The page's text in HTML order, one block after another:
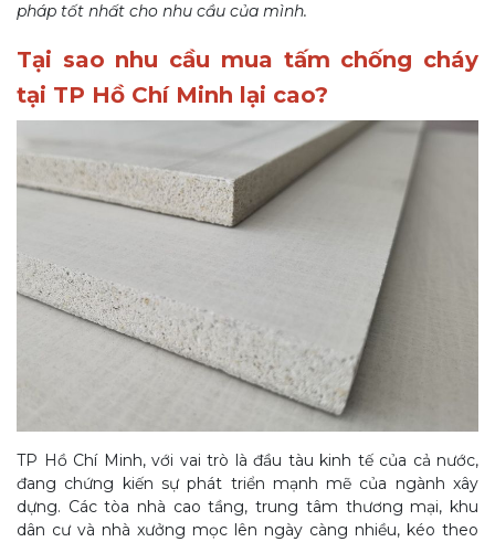
pháp tốt nhất cho nhu cầu của mình.
Tại sao nhu cầu mua tấm chống cháy
tại TP Hồ Chí Minh lại cao?
TP Hồ Chí Minh, với vai trò là đầu tàu kinh tế của cả nước,
đang chứng kiến sự phát triển mạnh mẽ của ngành xây
dựng. Các tòa nhà cao tầng, trung tâm thương mại, khu
dân cư và nhà xưởng mọc lên ngày càng nhiều, kéo theo